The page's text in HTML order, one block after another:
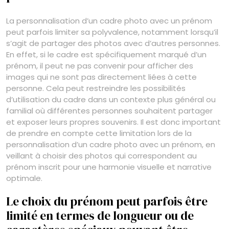
La personnalisation d’un cadre photo avec un prénom
peut parfois limiter sa polyvalence, notamment lorsqu’il
s’agit de partager des photos avec d’autres personnes.
En effet, si le cadre est spécifiquement marqué d’un
prénom, il peut ne pas convenir pour afficher des
images qui ne sont pas directement liées à cette
personne. Cela peut restreindre les possibilités
d’utilisation du cadre dans un contexte plus général ou
familial où différentes personnes souhaitent partager
et exposer leurs propres souvenirs. Il est donc important
de prendre en compte cette limitation lors de la
personnalisation d’un cadre photo avec un prénom, en
veillant à choisir des photos qui correspondent au
prénom inscrit pour une harmonie visuelle et narrative
optimale.
Le choix du prénom peut parfois être
limité en termes de longueur ou de